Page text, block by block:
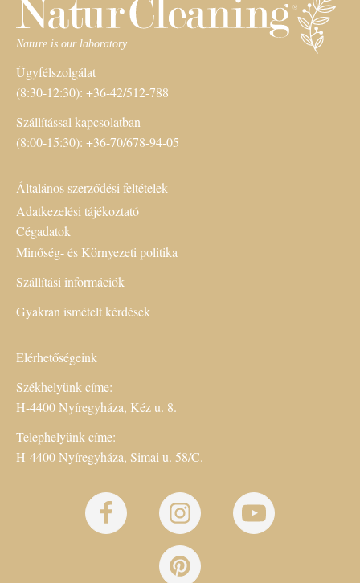
Ügyfélszolgálat
(8:30-12:30): +36-42/512-788
Szállítással kapcsolatban
(8:00-15:30): +36-70/678-94-05
Általános szerződési feltételek
Adatkezelési tájékoztató
Cégadatok
Minőség- és Környezeti politika
Szállítási információk
Gyakran ismételt kérdések
Elérhetőségeink
Székhelyünk címe:
H-4400 Nyíregyháza, Kéz u. 8.
Telephelyünk címe:
H-4400 Nyíregyháza, Simai u. 58/C.